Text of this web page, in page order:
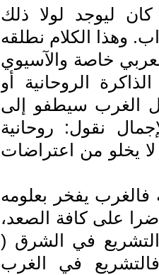
ليوجد لولا ذلك
وهذا الكلام نطلقه
خاصة والآسيوي
الروحانية أو
الغرب سيطفو إلى
نقول: روحانية
يخلو من اعتراضات
فالغرب يفخر بعلومه
على كافة الصعد،
التشريع في الشرق (
فالتشريع في الغرب